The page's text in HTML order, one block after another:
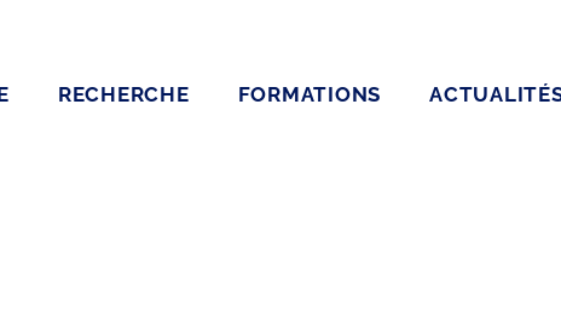
RECHERCHE FORMATIONS